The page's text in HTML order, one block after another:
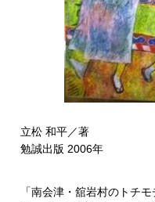
立松 和平／著
勉誠出版 2006年
「南会津・舘岩村のトチ